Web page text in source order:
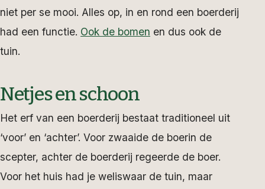
niet per se mooi. Alles op, in en rond een boerderij
had een functie. Ook de bomen en dus ook de
tuin.
Netjes en schoon
Het erf van een boerderij bestaat traditioneel uit
‘voor’ en ‘achter’. Voor zwaaide de boerin de
scepter, achter de boerderij regeerde de boer.
Voor het huis had je weliswaar de tuin, maar